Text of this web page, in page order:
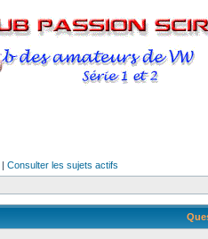
| Consulter les sujets actifs